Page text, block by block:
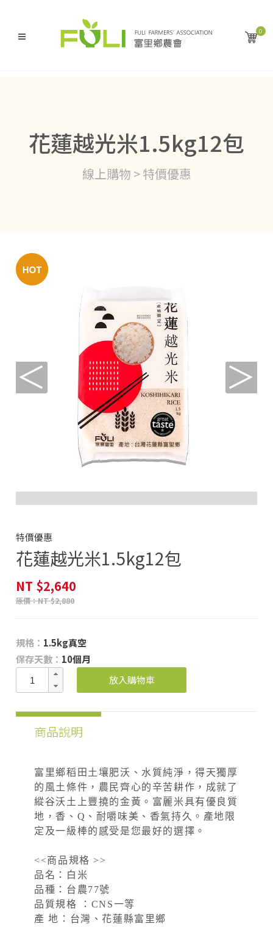
0
花蓮越光米1.5kg12包
線上購物 > 特價優惠
＜ ＞
特價優惠
花蓮越光米1.5kg12包
NT $2,640
原價：NT $2,880
規格： 1.5kg真空
保存天數： 10個月
放入購物車
商品說明
富里鄉稻田土壤肥沃、水質純淨，得天獨厚
的風土條件，農民齊心的辛苦耕作，成就了
縱谷沃土上豐撓的金黃。富麗米具有優良質
地，香、Q、耐嚼味美、香氣持久。產地限
定及一級棒的感受是您最好的選擇。
<<商品規格 >>
品名：白米
品種：台農77號
品質規格 ：CNS一等
產 地：台灣、花蓮縣富里鄉